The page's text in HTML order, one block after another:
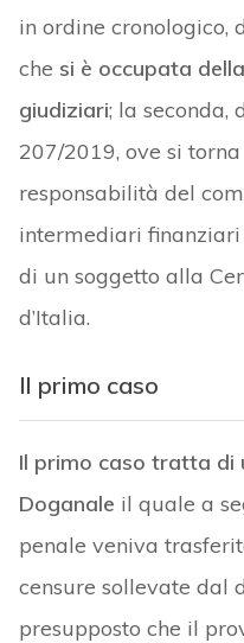
in ordine cronologico,
che si è occupata
giudiziari; la seconda,
207/2019, ove si
responsabilità del
intermediari
di un soggetto alla
d’Italia.
Il primo caso
Il primo caso tratta di
Doganale il quale a
penale veniva
censure sollevate dal
presupposto che il